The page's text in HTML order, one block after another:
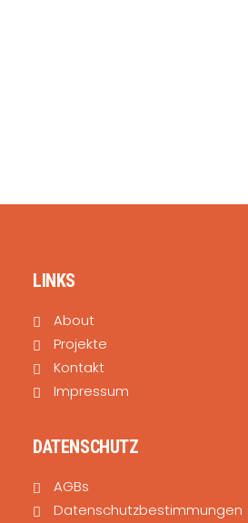
LINKS
About
Projekte
Kontakt
Impressum
DATENSCHUTZ
AGBs
Datenschutzbestimmungen